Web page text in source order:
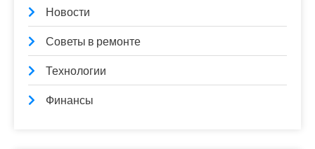
Новости
Советы в ремонте
Технологии
Финансы